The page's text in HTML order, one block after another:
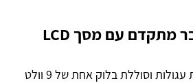
מטען סוללות מדבר מתקדם עם מסך LCD
טענו עד 4 סוללות עגולות וסוללת בלוק אחת של 9 וולט